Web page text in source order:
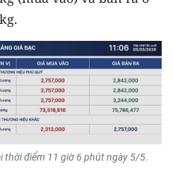
Bắc
thời điểm 11 giờ 6 phút ngày 5/5.